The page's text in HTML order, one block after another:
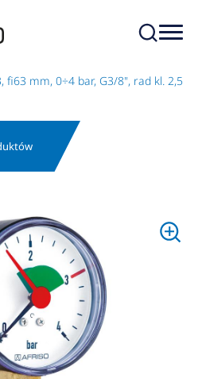
fi63 mm, 0÷4 bar, G3/8", rad kl. 2,5